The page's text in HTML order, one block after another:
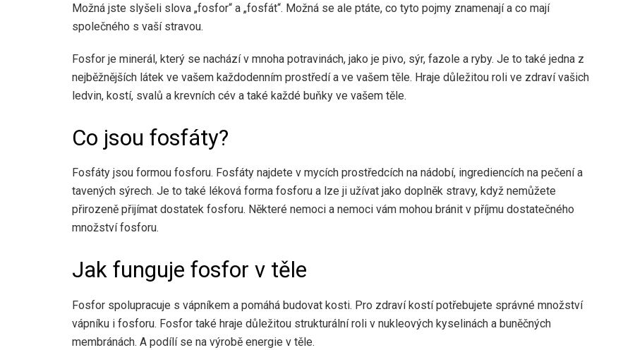
Možná jste slyšeli slova „fosfor“ a „fosfát“. Možná se ale ptáte, co tyto pojmy znamenají a co mají
společného s vaší stravou.
Fosfor je minerál, který se nachází v mnoha potravinách, jako je pivo, sýr, fazole a ryby. Je to také jedna z
nejběžnějších látek ve vašem každodenním prostředí a ve vašem těle. Hraje důležitou roli ve zdraví vašich
ledvin, kostí, svalů a krevních cév a také každé buňky ve vašem těle.
Co jsou fosfáty?
Fosfáty jsou formou fosforu. Fosfáty najdete v mycích prostředcích na nádobí, ingrediencích na pečení a
tavených sýrech. Je to také léková forma fosforu a lze ji užívat jako doplněk stravy, když nemůžete
přirozeně přijímat dostatek fosforu. Některé nemoci a nemoci vám mohou bránit v příjmu dostatečného
množství fosforu.
Jak funguje fosfor v těle
Fosfor spolupracuje s vápníkem a pomáhá budovat kosti. Pro zdraví kostí potřebujete správné množství
vápníku i fosforu. Fosfor také hraje důležitou strukturální roli v nukleových kyselinách a buněčných
membránách. A podílí se na výrobě energie v těle.